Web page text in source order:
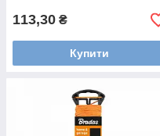
113,30 ₴
Купити